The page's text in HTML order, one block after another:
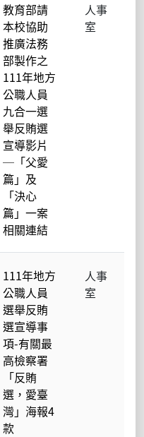
教育部請
本校協助
推廣法務
部製作之
111年地方
公職人員
九合一選
舉反賄選
宣導影片
─「父愛
篇」及
「決心
篇」一案
相關連結
人事
室
111年地方
公職人員
選舉反賄
選宣導事
項-有關最
高檢察署
「反賄
選，愛臺
灣」海報4
款
人事
室